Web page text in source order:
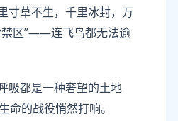
寸草不生，千里冰封，万
禁区”——连飞鸟都无法逾
吸都是一种奢望的土地
命的战役悄然打响。